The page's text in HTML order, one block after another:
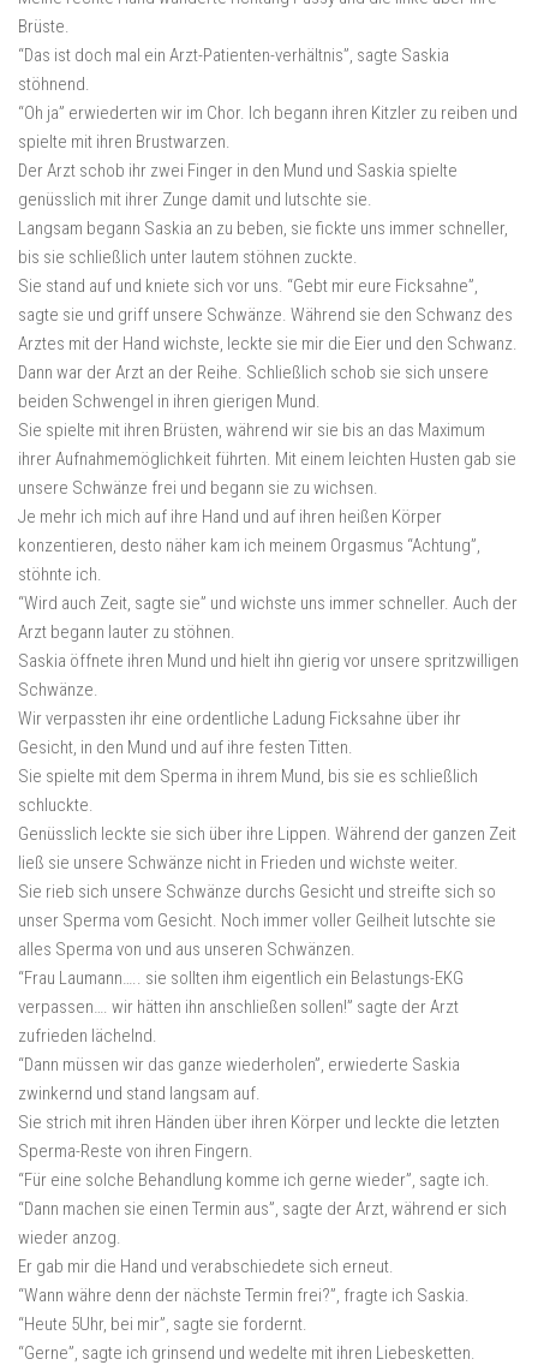
Brüste.
“Das ist doch mal ein Arzt-Patienten-verhältnis”, sagte Saskia
stöhnend.
“Oh ja” erwiederten wir im Chor. Ich begann ihren Kitzler zu reiben und
spielte mit ihren Brustwarzen.
Der Arzt schob ihr zwei Finger in den Mund und Saskia spielte
genüsslich mit ihrer Zunge damit und lutschte sie.
Langsam begann Saskia an zu beben, sie fickte uns immer schneller,
bis sie schließlich unter lautem stöhnen zuckte.
Sie stand auf und kniete sich vor uns. “Gebt mir eure Ficksahne”,
sagte sie und griff unsere Schwänze. Während sie den Schwanz des
Arztes mit der Hand wichste, leckte sie mir die Eier und den Schwanz.
Dann war der Arzt an der Reihe. Schließlich schob sie sich unsere
beiden Schwengel in ihren gierigen Mund.
Sie spielte mit ihren Brüsten, während wir sie bis an das Maximum
ihrer Aufnahmemöglichkeit führten. Mit einem leichten Husten gab sie
unsere Schwänze frei und begann sie zu wichsen.
Je mehr ich mich auf ihre Hand und auf ihren heißen Körper
konzentieren, desto näher kam ich meinem Orgasmus “Achtung”,
stöhnte ich.
“Wird auch Zeit, sagte sie” und wichste uns immer schneller. Auch der
Arzt begann lauter zu stöhnen.
Saskia öffnete ihren Mund und hielt ihn gierig vor unsere spritzwilligen
Schwänze.
Wir verpassten ihr eine ordentliche Ladung Ficksahne über ihr
Gesicht, in den Mund und auf ihre festen Titten.
Sie spielte mit dem Sperma in ihrem Mund, bis sie es schließlich
schluckte.
Genüsslich leckte sie sich über ihre Lippen. Während der ganzen Zeit
ließ sie unsere Schwänze nicht in Frieden und wichste weiter.
Sie rieb sich unsere Schwänze durchs Gesicht und streifte sich so
unser Sperma vom Gesicht. Noch immer voller Geilheit lutschte sie
alles Sperma von und aus unseren Schwänzen.
“Frau Laumann….. sie sollten ihm eigentlich ein Belastungs-EKG
verpassen…. wir hätten ihn anschließen sollen!” sagte der Arzt
zufrieden lächelnd.
“Dann müssen wir das ganze wiederholen”, erwiederte Saskia
zwinkernd und stand langsam auf.
Sie strich mit ihren Händen über ihren Körper und leckte die letzten
Sperma-Reste von ihren Fingern.
“Für eine solche Behandlung komme ich gerne wieder”, sagte ich.
“Dann machen sie einen Termin aus”, sagte der Arzt, während er sich
wieder anzog.
Er gab mir die Hand und verabschiedete sich erneut.
“Wann währe denn der nächste Termin frei?”, fragte ich Saskia.
“Heute 5Uhr, bei mir”, sagte sie fordernt.
“Gerne”, sagte ich grinsend und wedelte mit ihren Liebesketten.